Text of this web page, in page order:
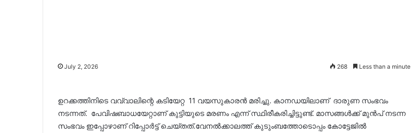
July 2, 2026 268 Less than a minute
ഉറക്കത്തിനിടെ വവ്വാലിന്റെ കടിയേറ്റ 11 വയസുകാരൻ മരിച്ചു. കാനഡയിലാണ് ദാരുണ സംഭവം
നടന്നത്. പേവിഷബാധയേറ്റാണ് കുട്ടിയുടെ മരണം എന്ന് സ്ഥിരീകരിച്ചിട്ടുണ്ട്. മാസങ്ങൾക്ക് മുൻപ് നടന്ന
സംഭവം ഇപ്പോഴാണ് റിപ്പോർട്ട് ചെയ്തത്.വേനൽക്കാലത്ത് കുടുംബത്തോടൊപ്പം കോട്ടേജിൽ